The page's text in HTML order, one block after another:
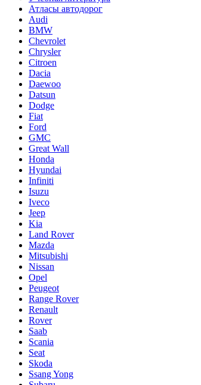
Атласы автодорог
Audi
BMW
Chevrolet
Chrysler
Citroen
Dacia
Daewoo
Datsun
Dodge
Fiat
Ford
GMC
Great Wall
Honda
Hyundai
Infiniti
Isuzu
Iveco
Jeep
Kia
Land Rover
Mazda
Mitsubishi
Nissan
Opel
Peugeot
Range Rover
Renault
Rover
Saab
Scania
Seat
Skoda
Ssang Yong